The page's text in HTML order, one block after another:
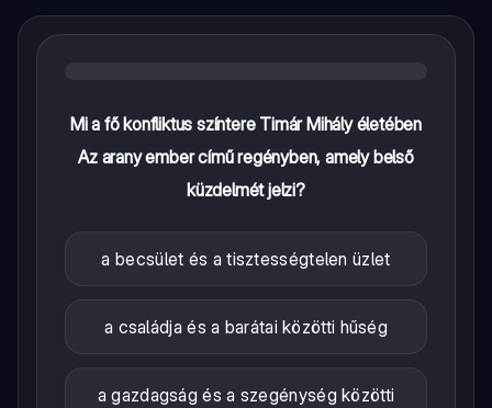
Mi a fő konfliktus színtere Timár Mihály életében
Az arany ember című regényben, amely belső
küzdelmét jelzi?
a becsület és a tisztességtelen üzlet
a családja és a barátai közötti hűség
a gazdagság és a szegénység közötti